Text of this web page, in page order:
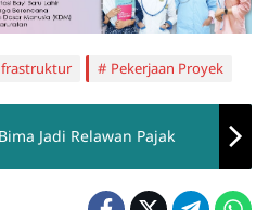
Pekerjaan Proyek
Jadi Relawan Pajak